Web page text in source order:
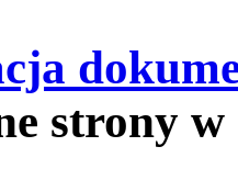
strony